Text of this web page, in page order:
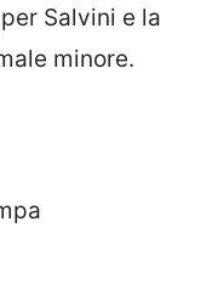
Salvini e la
minore.